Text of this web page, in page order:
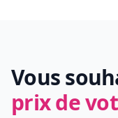
Vous
prix de